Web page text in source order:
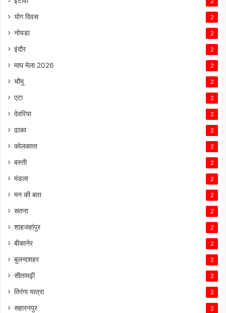
योग दिवस 2
नोयडा 2
इंदौर 2
माघ मेला 2026 2
चौमू 2
एटा 2
देवरिया 2
ढाका 2
कोलकाता 2
बस्ती 2
मंडला 2
मन की बात 2
सतना 2
शाहजहांपुर 2
बीकानेर 2
बुलन्दशहर 2
सीतामढ़ी 2
तिरंगा यात्रा 2
सहारनपुर 2